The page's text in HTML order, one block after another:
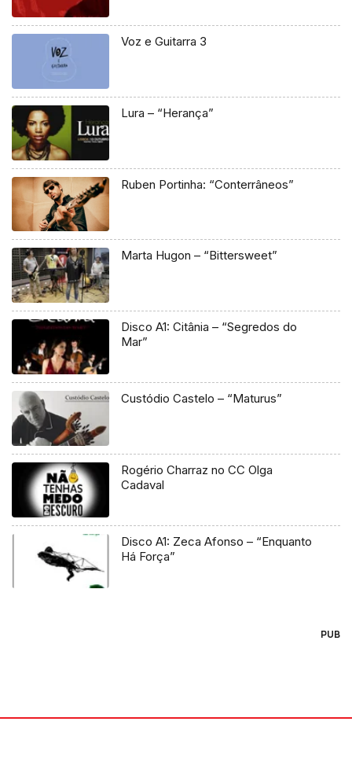
Voz e Guitarra 3
Lura – “Herança”
Ruben Portinha: “Conterrâneos”
Marta Hugon – “Bittersweet”
Disco A1: Citânia – “Segredos do
Mar”
Custódio Castelo – “Maturus”
Rogério Charraz no CC Olga
Cadaval
Disco A1: Zeca Afonso – “Enquanto
Há Força”
PUB